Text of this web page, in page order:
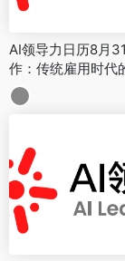
AI领导力日历8月
作：传统雇用时代